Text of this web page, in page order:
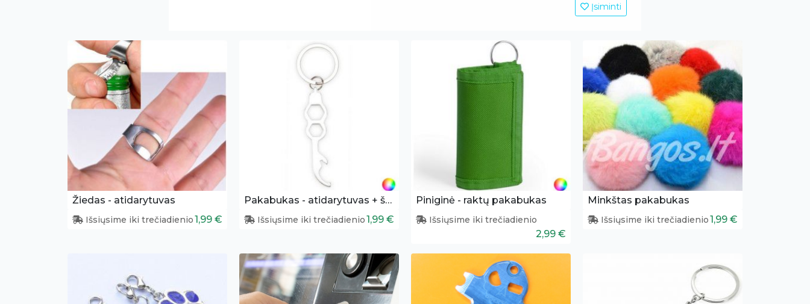
Įsiminti
Žiedas - atidarytuvas
Išsiųsime iki trečiadienio1,99 €
Pakabukas - atidarytuvas + šešiakampis atsuktuvas
Išsiųsime iki trečiadienio1,99 €
Piniginė - raktų pakabukas
Išsiųsime iki trečiadienio
2,99 €
Minkštas pakabukas
Išsiųsime iki trečiadienio1,99 €